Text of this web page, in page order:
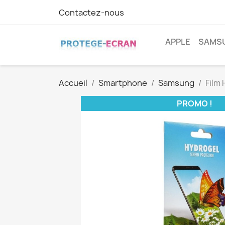
Contactez-nous
APPLE
Accueil Smartphone Samsung
Film
PROMO !